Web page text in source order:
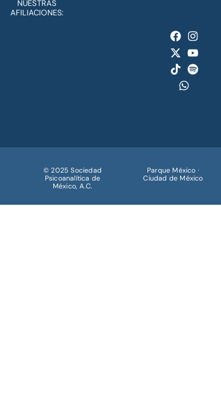
NUESTRAS
AFILIACIONES:
© 2025 Sociedad
Psicoanalítica de
México, A.C.
Parque México ·
Ciudad de México